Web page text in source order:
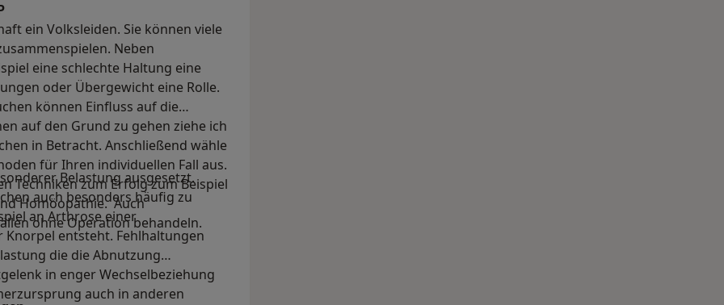
ein Volksleiden. Sie können viele
Neben
eine schlechte Haltung eine
oder Übergewicht eine Rolle.
können Einfluss auf die
auf den Grund zu gehen ziehe ich
in Betracht. Anschließend wähle
für Ihren individuellen Fall aus.
Techniken zum Erfolg zum Beispiel
Homöopathie. Auch
ohne Operation behandeln.
Belastung ausgesetzt.
auch besonders häufig zu
an Arthrose einer
entsteht. Fehlhaltungen
die die Abnutzung
in enger Wechselbeziehung
auch in anderen